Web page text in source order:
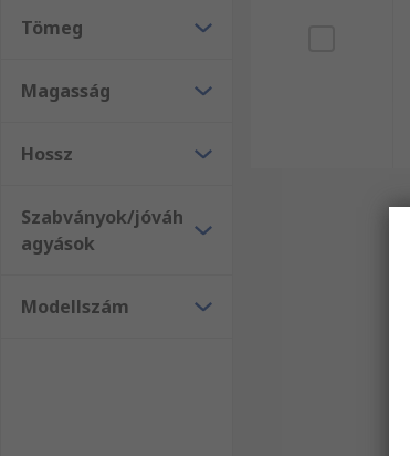
Tömeg
Magasság
Hossz
Szabványok/jóváh
agyások
Modellszám